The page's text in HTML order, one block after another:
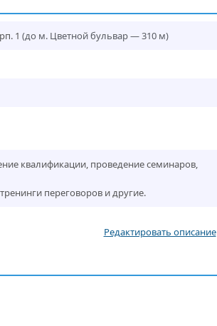
1 (до м. Цветной бульвар — 310 м)
квалификации, проведение семинаров,
переговоров и другие.
Редактировать описание